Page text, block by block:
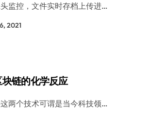
头监控，文件实时存档上传进…
2021
链的化学反应
这两个技术可谓是当今科技领…